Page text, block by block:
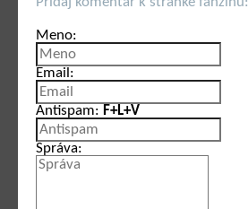
Meno:
Email:
Antispam: F+L+V
Správa: